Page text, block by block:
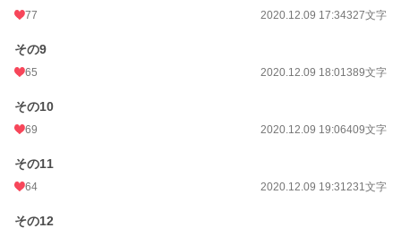
77 2020.12.09 17:34327文字
その9
65 2020.12.09 18:01389文字
その10
69 2020.12.09 19:06409文字
その11
64 2020.12.09 19:31231文字
その12